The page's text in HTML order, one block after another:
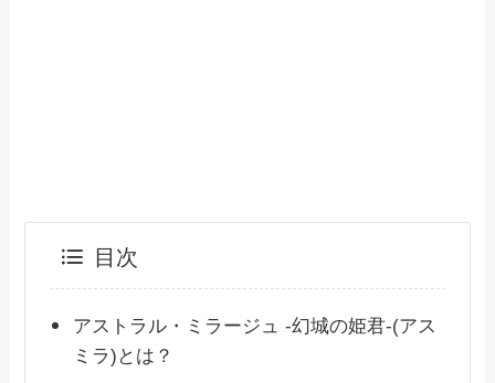
目次
アストラル・ミラージュ -幻城の姫君-(アス
ミラ)とは？